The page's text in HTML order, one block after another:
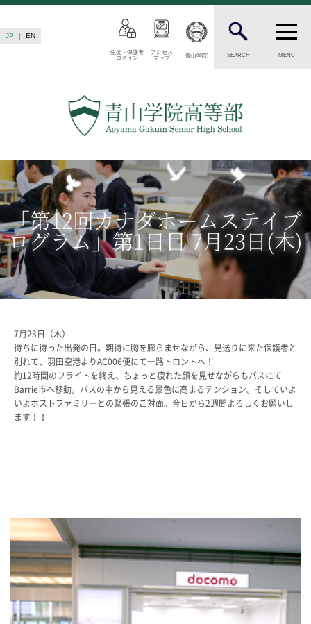
JP EN
生徒・保護者
ログイン
アクセス
マップ
青山学院 SEARCH MENU
高等部の歴史
生徒数・教職員数
一貫校の流れ
卒業後の進路
卒業生からのメッセージ
AOYAMA STYLE
特色ある教育
キリスト教教育
国際交流
平和・共生学習
高大連携
SGH活動報告
クラブ・同好会
生徒会活動
施設・設備
保健室
図書館
制服
生徒自主学習団体
「第12回カナダホームステイプ
ログラム」第1日目 7月23日(木)
7月23日（木）
待ちに待った出発の日。期待に胸を膨らませながら、見送りに来た保護者と
別れて、羽田空港よりAC006便にて一路トロントへ！
約12時間のフライトを終え、ちょっと疲れた顔を見せながらもバスにて
Barrie市へ移動。バスの中から見える景色に高まるテンション。そしていよ
いよホストファミリーとの緊張のご対面。今日から2週間よろしくお願いし
ます！！